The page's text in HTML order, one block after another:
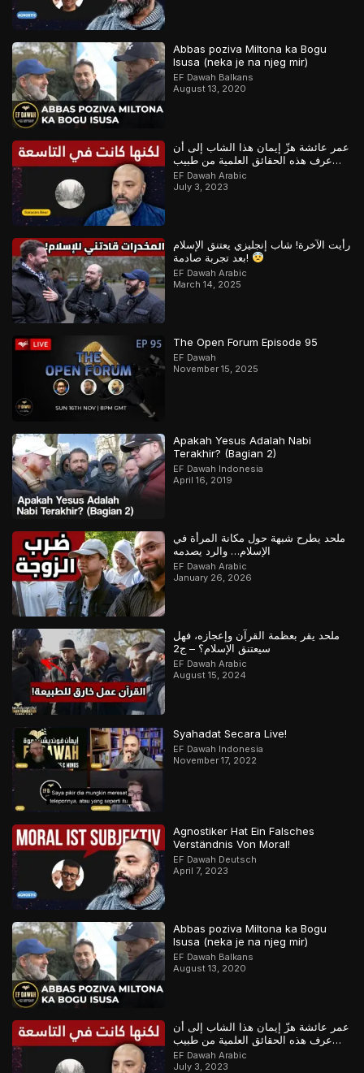
Abbas poziva Miltona ka Bogu
Isusa (neka je na njeg mir)
EF Dawah Balkans
August 13, 2020
عمر عائشة هزّ إيمان هذا الشاب إلى أن
عرف هذه الحقائق العلمية من طبيب
مسلم
EF Dawah Arabic
July 3, 2023
رأيت الآخرة! شاب إنجليزي يعتنق الإسلام
بعد تجربة صادمة!
EF Dawah Arabic
March 14, 2025
The Open Forum Episode 95
EF Dawah
November 15, 2025
Apakah Yesus Adalah Nabi
Terakhir? (Bagian 2)
EF Dawah Indonesia
April 16, 2019
ملحد يطرح شبهة حول مكانة المرأة في
الإسلام… والرد يصدمه
EF Dawah Arabic
January 26, 2026
ملحد يقر بعظمة القرآن وإعجازه، فهل
سيعتنق الإسلام؟ – ج2
EF Dawah Arabic
August 15, 2024
Syahadat Secara Live!
EF Dawah Indonesia
November 17, 2022
Agnostiker Hat Ein Falsches
Verständnis Von Moral!
EF Dawah Deutsch
April 7, 2023
Abbas poziva Miltona ka Bogu
Isusa (neka je na njeg mir)
EF Dawah Balkans
August 13, 2020
عمر عائشة هزّ إيمان هذا الشاب إلى أن
عرف هذه الحقائق العلمية من طبيب
مسلم
EF Dawah Arabic
July 3, 2023